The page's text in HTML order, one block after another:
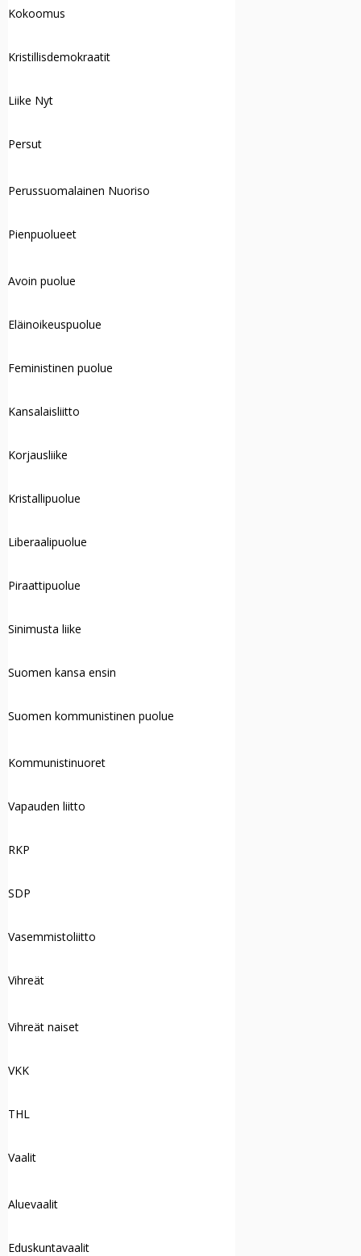
Kokoomus
Kristillisdemokraatit
Liike Nyt
Persut
Perussuomalainen Nuoriso
Pienpuolueet
Avoin puolue
Eläinoikeuspuolue
Feministinen puolue
Kansalaisliitto
Korjausliike
Kristallipuolue
Liberaalipuolue
Piraattipuolue
Sinimusta liike
Suomen kansa ensin
Suomen kommunistinen puolue
Kommunistinuoret
Vapauden liitto
RKP
SDP
Vasemmistoliitto
Vihreät
Vihreät naiset
VKK
THL
Vaalit
Aluevaalit
Eduskuntavaalit